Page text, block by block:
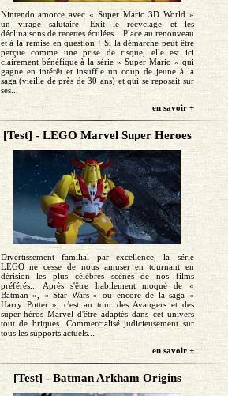
Nintendo amorce avec « Super Mario 3D World »
un virage salutaire. Exit le recyclage et les
déclinaisons de recettes éculées... Place au renouveau
et à la remise en question ! Si la démarche peut être
perçue comme une prise de risque, elle est ici
clairement bénéfique à la série « Super Mario » qui
gagne en intérêt et insuffle un coup de jeune à la
saga (vieille de près de 30 ans) et qui se reposait sur
ses...
en savoir +
[Test] - LEGO Marvel Super Heroes
Divertissement familial par excellence, la série
LEGO ne cesse de nous amuser en tournant en
dérision les plus célèbres scènes de nos films
préférés... Après s'être habilement moqué de «
Batman », « Star Wars » ou encore de la saga «
Harry Potter », c'est au tour des Avangers et des
super-héros Marvel d'être adaptés dans cet univers
tout de briques. Commercialisé judicieusement sur
tous les supports actuels...
en savoir +
[Test] - Batman Arkham Origins